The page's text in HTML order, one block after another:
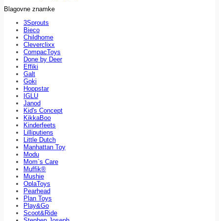
Blagovne znamke
3Sprouts
Bieco
Childhome
Cleverclixx
CompacToys
Done by Deer
Effiki
Galt
Goki
Hoppstar
IGLU
Janod
Kid's Concept
KikkaBoo
Kinderfeets
Lilliputiens
Little Dutch
Manhattan Toy
Modu
Mom`s Care
Muffik®
Mushie
OplaToys
Pearhead
Plan Toys
Play&Go
Scoot&Ride